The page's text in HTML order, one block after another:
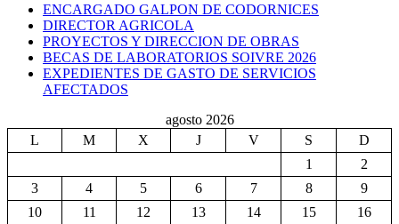
entradas
ENCARGADO GALPON DE CODORNICES
DIRECTOR AGRICOLA
PROYECTOS Y DIRECCION DE OBRAS
BECAS DE LABORATORIOS SOIVRE 2026
EXPEDIENTES DE GASTO DE SERVICIOS
AFECTADOS
agosto 2026
L
M X J V S
D
1
2
3
4 5 6 7 8
9
10
11 12 13 14 15 16